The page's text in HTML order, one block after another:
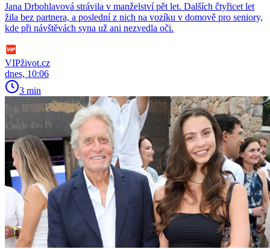
Jana Drbohlavová strávila v manželství pět let. Dalších čtyřicet let
žila bez partnera, a poslední z nich na vozíku v domově pro seniory,
kde při návštěvách syna už ani nezvedla oči.
VIPživot.cz
dnes, 10:06
3 min